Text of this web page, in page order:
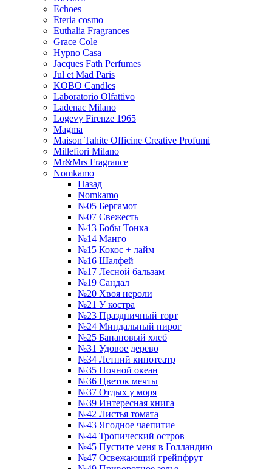
Echoes
Eteria cosmo
Euthalia Fragrances
Grace Cole
Hypno Casa
Jacques Fath Perfumes
Jul et Mad Paris
KOBO Candles
Laboratorio Olfattivo
Ladenac Milano
Logevy Firenze 1965
Magma
Maison Tahite Officine Creative Profumi
Millefiori Milano
Mr&Mrs Fragrance
Nomkamo
Назад
Nomkamo
№05 Бергамот
№07 Свежесть
№13 Бобы Тонка
№14 Манго
№15 Кокос + лайм
№16 Шалфей
№17 Лесной бальзам
№19 Сандал
№20 Хвоя нероли
№21 У костра
№23 Праздничный торт
№24 Миндальный пирог
№25 Банановый хлеб
№31 Удовое дерево
№34 Летний кинотеатр
№35 Ночной океан
№36 Цветок мечты
№37 Отдых у моря
№39 Интересная книга
№42 Листья томата
№43 Ягодное чаепитие
№44 Тропический остров
№45 Пустите меня в Голландию
№47 Освежающий грейпфрут